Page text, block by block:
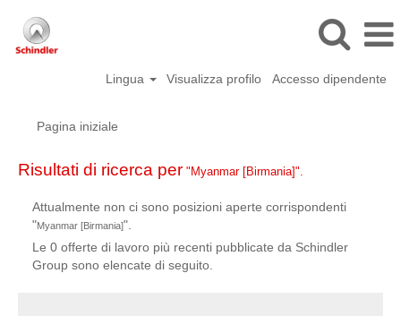
Lingua Visualizza profilo Accesso dipendente
Pagina iniziale
Risultati di ricerca per "Myanmar [Birmania]".
Attualmente non ci sono posizioni aperte corrispondenti
"Myanmar [Birmania]".
Le 0 offerte di lavoro più recenti pubblicate da Schindler
Group sono elencate di seguito.